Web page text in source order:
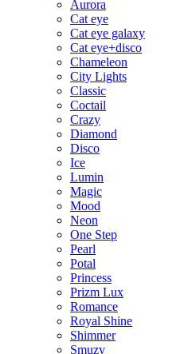
Aurora
Cat eye
Cat eye galaxy
Cat eye+disco
Chameleon
City Lights
Classic
Coctail
Crazy
Diamond
Disco
Ice
Lumin
Magic
Mood
Neon
One Step
Pearl
Potal
Princess
Prizm Lux
Romance
Royal Shine
Shimmer
Smuzy